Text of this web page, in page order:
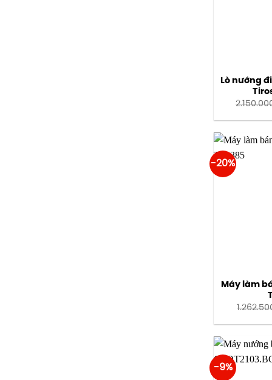
Lò nướng
-20%
Máy làm
-9%